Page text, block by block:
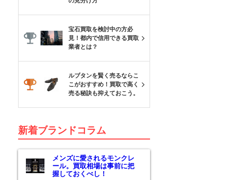
宝石買取を検討中の方必
見！都内で信用できる買取
業者とは？
ルブタンを賢く売るならこ
こがおすすめ！買取で高く
売る秘訣も抑えておこう。
新着ブランドコラム
メンズに愛されるモンクレ
ール。買取相場は事前に把
握しておくべし！